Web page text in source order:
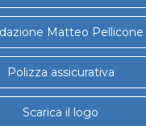
Matteo Pellicone
Polizza assicurativa
Scarica il logo